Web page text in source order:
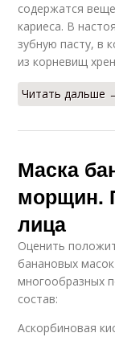
содержатся
кариеса. В
зубную пасту, в
из корневищ
Читать дальше
Маска
морщин.
лица
Оценить
банановых
многообразных
состав:
Аскорбиновая